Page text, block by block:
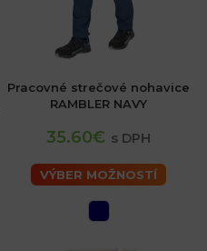
Pracovné strečové nohavice
RAMBLER NAVY
35.60€ s DPH
VÝBER MOŽNOSTÍ